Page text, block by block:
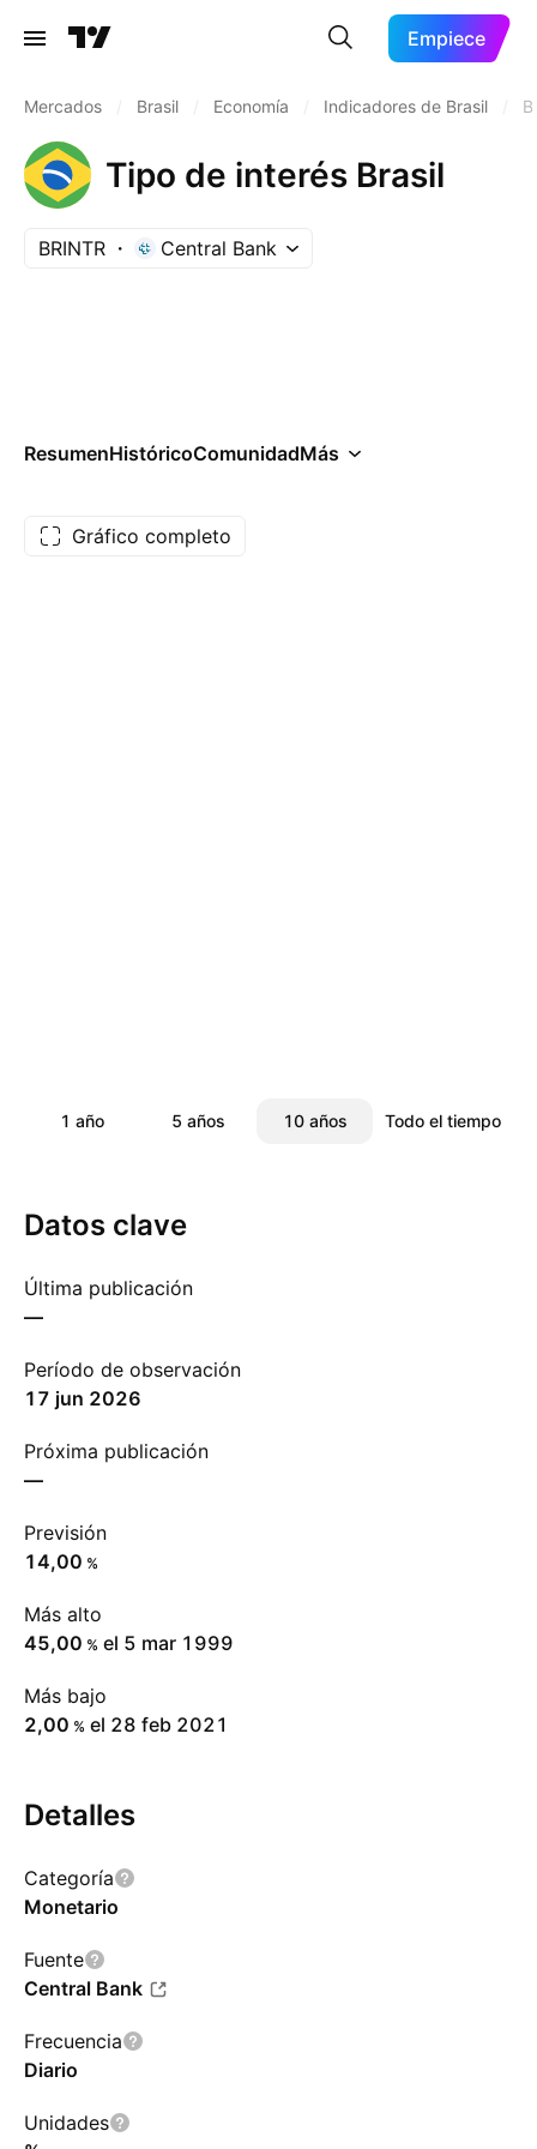
Empiece
Mercados Brasil Economía Indicadores de Brasil
Tipo de interés Brasil
BRINTR Central Bank
ResumenHistóricoComunidadMás
Gráfico completo
1 año 5 años 10 años Todo el tiempo
Datos clave
Última publicación
—
Período de observación
17 jun 2026
Próxima publicación
—
Previsión
14,00 %
Más alto
45,00 % el 5 mar 1999
Más bajo
2,00 % el 28 feb 2021
Detalles
Categoría
Monetario
Fuente
Central Bank
Frecuencia
Diario
Unidades